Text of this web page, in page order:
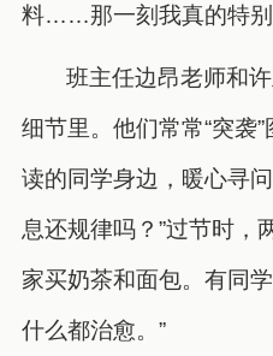
料……那一刻我真的特别
班主任边昂老师和
细节里。他们常常“突袭
读的同学身边，暖心寻
息还规律吗？”过节时，
家买奶茶和面包。有同
什么都治愈。”